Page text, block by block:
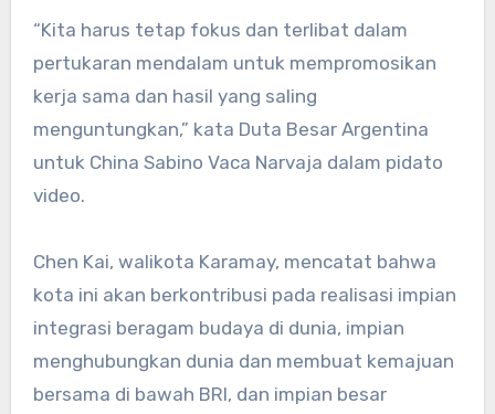
“Kita harus tetap fokus dan terlibat dalam
pertukaran mendalam untuk mempromosikan
kerja sama dan hasil yang saling
menguntungkan,” kata Duta Besar Argentina
untuk China Sabino Vaca Narvaja dalam pidato
video.
Chen Kai, walikota Karamay, mencatat bahwa
kota ini akan berkontribusi pada realisasi impian
integrasi beragam budaya di dunia, impian
menghubungkan dunia dan membuat kemajuan
bersama di bawah BRI, dan impian besar